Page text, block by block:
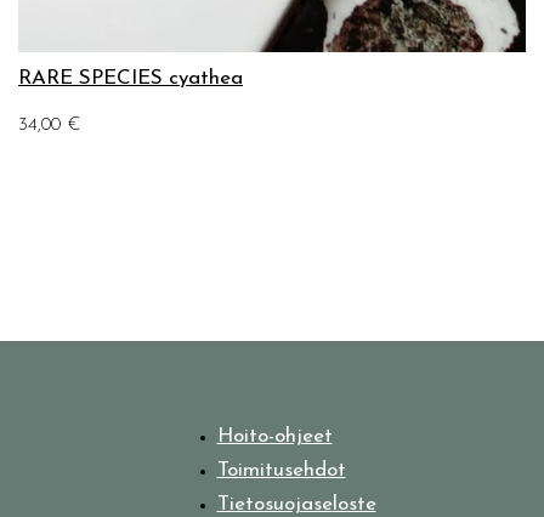
RARE SPECIES cyathea
34,00 €
Hoito-ohjeet
Toimitusehdot
Tietosuojaseloste